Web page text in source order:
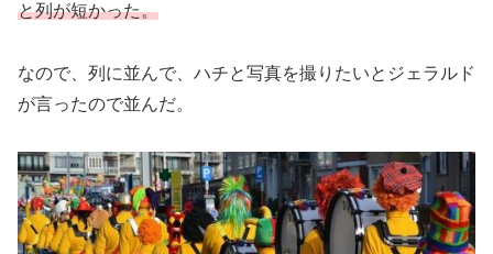
と列が短かった。
なので、列に並んで、ハチと写真を撮りたいとジェラルド
が言ったので並んだ。